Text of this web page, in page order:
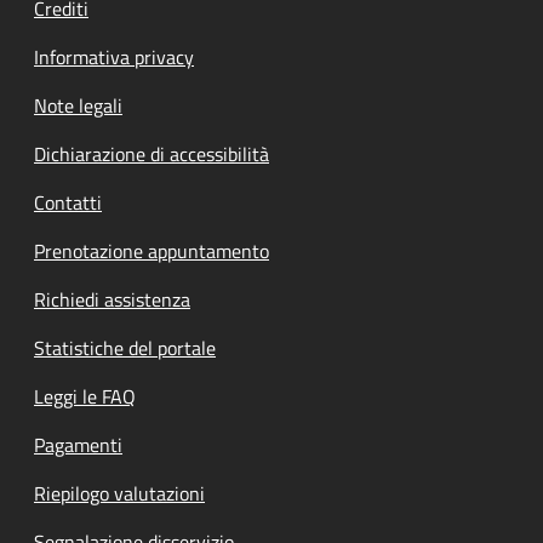
Crediti
Informativa privacy
Note legali
Dichiarazione di accessibilità
Contatti
Prenotazione appuntamento
Richiedi assistenza
Statistiche del portale
Leggi le FAQ
Pagamenti
Riepilogo valutazioni